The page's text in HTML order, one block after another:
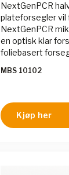
NextGenPCR
plateforsegler vil
NextGenPCR
en optisk klar
foliebasert
av NextGenPCR
MBS 10102
Kjøp her